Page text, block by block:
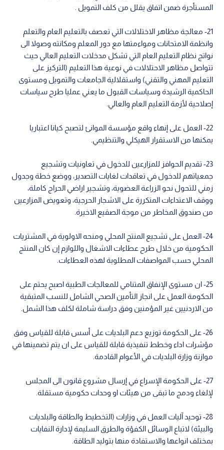
المستأجرة ضمن اتفاق يقلل من كلف التمويل .
21- معالجة مظاهر الاختلالات التي تعصف بالتعليم العام والتعلم
وانظمة الامتحانات ومواءمتها مع دور المعلم ومكانته وصولا الى
نواتج نظام التعليم العام التي تشكل مدخلات التعليم العالي حيث
تتواصل مظاهر الاحتلالات في نوعية هذا التعليم (التركيز على
التعليم المهني والتقني) واستقلالية الجامعات والتمويل ومستوى
الحاكمية الرشيدة وسياسات القبول ما يعني عمليا طرح سياسات
إصلاحية لأزمة التعليم العام والعالي.
22- العمل على إنهاء واقع مؤسسة الموانئ لتصبح كيانا اعتباريا
يمكنها من الاستقرار الهيكلي والتنظيمي.
23- تقديم الحوافز للمزارعين للدخول في تعاونيات وتشجيع
جمعياتهم للدخول في تعاقدات لغايات التصدير، ووضع خطة وجدول
زمني للتحول نحو الزراعة العضوية، وتشجير اراضي الحراج كاملة،
ووقف الاعتداءات المتكررة على الاشجار الحرجية، وتعويض المزارعين
من صندوق المخاطر من موجة الصقيع الاخيرة.
24- العمل على تشجيع المنتج المحلي ومنحه الاولوية في المشتريات
الحكومية من خلال طرح عطاءات الاشغال واللوازم إن كان المنتج
المحلي حسب المواصفات المطلوبة لهذه العطاءات.
25- ان مستوى الإنفاق المتنامي للمعالجات الطبية اصبح يحتم على
الحكومة العمل على انجاز التأمين الصحي الشامل للنسب المتبقية
من الاردنيين غير المؤمنين وفق دراسة شاملة لكلف هذا الشمل.
26- على الحكومة توزيع دعم البلديات على أسس قابلة للقياس وفق
مؤشرات اداء وخطط تنفيذية قابلة للقياس على ان يتم تضمينها في
موازنة وزارة البلديات في الأعوام القادمة.
27- على الحكومة الإسراع في إرسال مشروع قانون الى المجلس
لإلغاء ودمج ما تبقى من هيئات او وحدات حكومية مستقلة.
28- توحيد آليات العمل في وزارات (التخطيط والطاقة والبلديات
والبيئة) لاتباع الوسائل الكفؤة والطرق السليمة لإدارة النفايات
بمختلف انواعها والاستفادة منها بتوليد الطاقة.